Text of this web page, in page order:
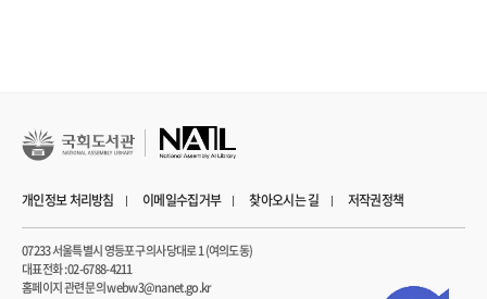
개인정보 처리방침 이메일수집거부 찾아오시는 길 저작권정책
07233 서울특별시 영등포구 의사당대로 1 (여의도동)
대표전화 : 02-6788-4211
홈페이지 관련 문의 webw3@nanet.go.kr